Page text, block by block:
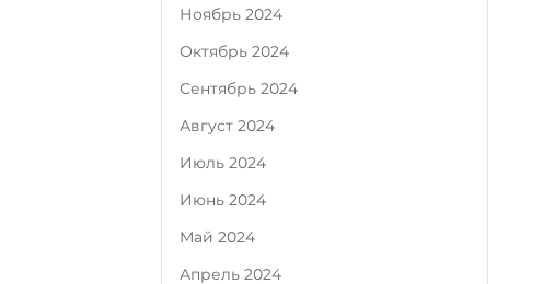
Ноябрь 2024
Октябрь 2024
Сентябрь 2024
Август 2024
Июль 2024
Июнь 2024
Май 2024
Апрель 2024